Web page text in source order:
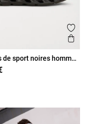
de sport noires homme